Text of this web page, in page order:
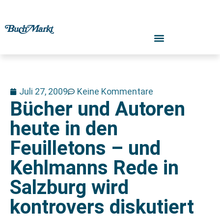
Juli 27, 2009 Keine Kommentare
Bücher und Autoren
heute in den
Feuilletons – und
Kehlmanns Rede in
Salzburg wird
kontrovers diskutiert